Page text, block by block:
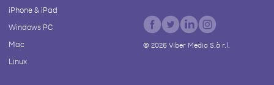
iPhone & iPad
Windows PC
Mac
Linux
© 2026Viber Media S.à r.l.